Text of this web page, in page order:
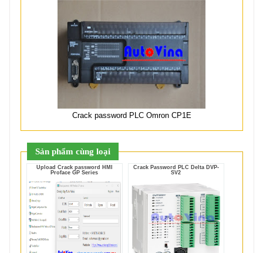
Crack password PLC Omron CP1E
Sản phẩm cùng loại
Upload Crack password HMI
Proface GP Series
Crack Password PLC Delta DVP-
SV2